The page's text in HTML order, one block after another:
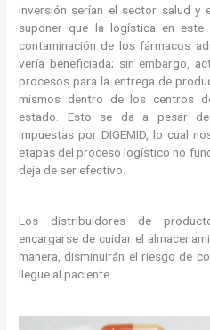
inversión serían el sector salud y
suponer que la logística en
contaminación de los fármacos
vería beneficiada; sin embargo,
procesos para la entrega de
mismos dentro de los centros
estado. Esto se da a pesar
impuestas por DIGEMID, lo cual
etapas del proceso logístico no
deja de ser efectivo.
Los distribuidores de
encargarse de cuidar el
manera, disminuirán el riesgo de
llegue al paciente.